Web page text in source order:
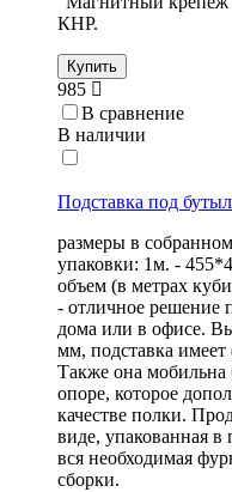
КНР.
Купить
985
В сравнение
В наличии
Подставка под
размеры в
упаковки: 1м. -
объем (в метрах
- отличное решение
дома или в офисе.
мм, подставка
Также она мобильна
опоре, которое
качестве полки.
виде, упакованная в
вся необходимая
сборки.